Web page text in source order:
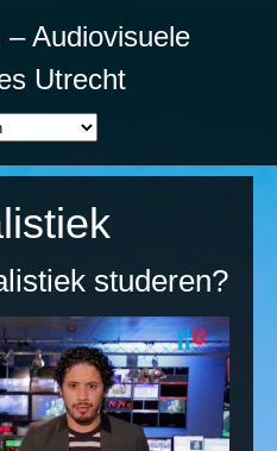
Audiovisuele
Utrecht
studeren?